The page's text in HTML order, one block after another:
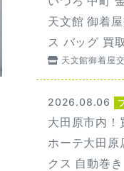
天文館 御着
ス バッグ 買
天文館御着屋
2026.08.06
大田原市内！
ホーテ大田原
クス 自動巻